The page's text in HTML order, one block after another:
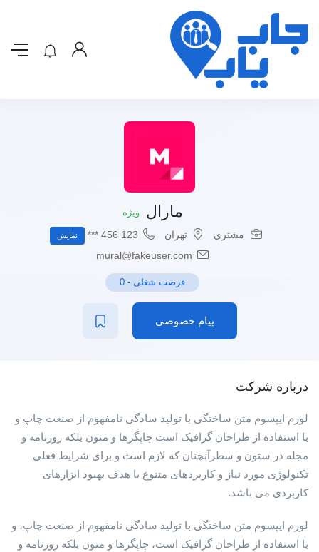
مارال ویژه
مشتری تهران 123 456 *** نمایش
فرصت شغلی -
0
پیام خصوصی
درباره شرکت
لورم ایپسوم متن ساختگی با تولید سادگی نامفهوم از صنعت چاپ و
با استفاده از طراحان گرافیک است چاپگرها و متون بلکه روزنامه و
مجله در ستون و سطرآنچنان که لازم است و برای شرایط فعلی
تکنولوژی مورد نیاز و کاربردهای متنوع با هدف بهبود ابزارهای
کاربردی می باشد.
لورم ایپسوم متن ساختگی با تولید سادگی نامفهوم از صنعت چاپ، و
با استفاده از طراحان گرافیک است، چاپگرها و متون بلکه روزنامه و